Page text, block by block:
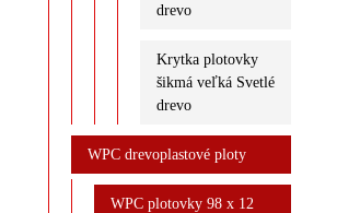
drevo
Krytka plotovky
šikmá veľká Svetlé
drevo
WPC drevoplastové ploty
WPC plotovky 98 x 12